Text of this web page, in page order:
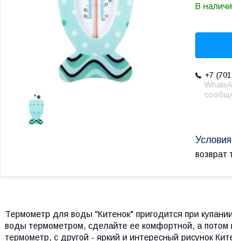
В
+7
возврат
Термометр для воды "Китенок" пригодится при
воды термометром, сделайте ее комфортной, а потом
термометр, с другой - яркий и интересный рисунок